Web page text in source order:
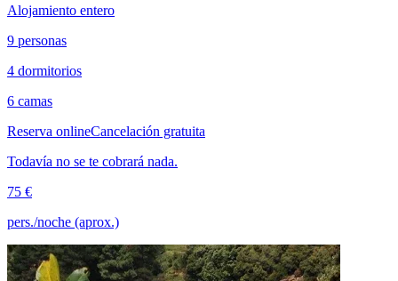
Alojamiento entero
9 personas
4 dormitorios
6 camas
Reserva onlineCancelación gratuita
Todavía no se te cobrará nada.
75 €
pers./noche (aprox.)